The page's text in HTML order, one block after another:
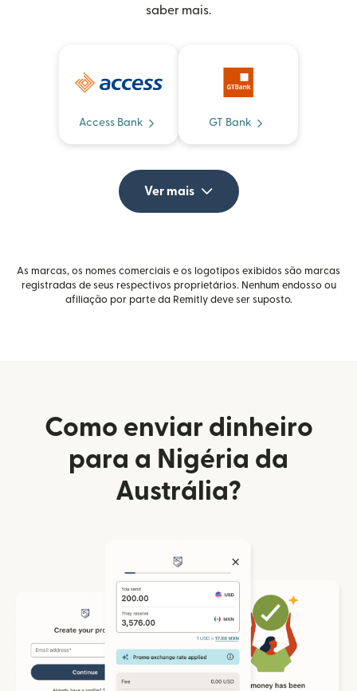
saber mais.
Access Bank GT Bank
Ver mais
As marcas, os nomes comerciais e os logotipos exibidos são marcas
registradas de seus respectivos proprietários. Nenhum endosso ou
afiliação por parte da Remitly deve ser suposto.
Como enviar dinheiro
para a Nigéria da
Austrália?